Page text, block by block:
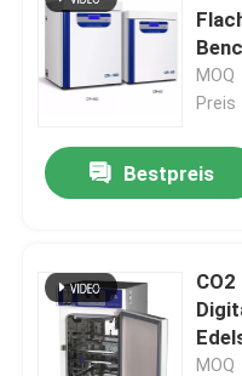
MOQ
Preis
Bestpreis
MOQ